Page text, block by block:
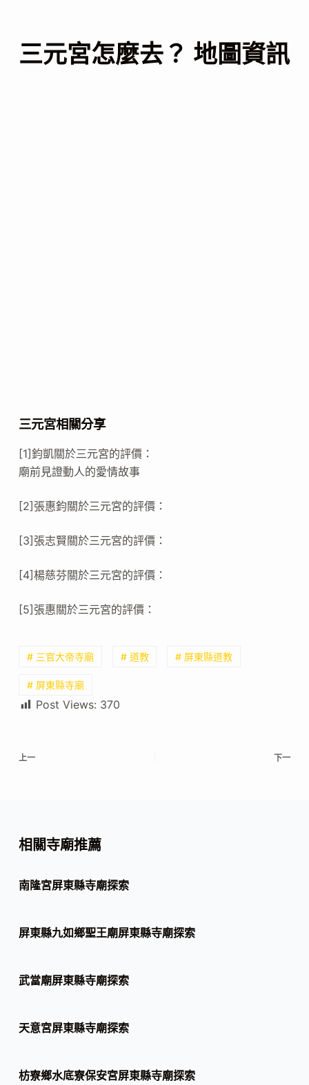
三元宮怎麼去？ 地圖資訊
三元宮相關分享
[1]鈞凱關於三元宮的評價：
廟前見證動人的愛情故事
[2]張惠鈞關於三元宮的評價：
[3]張志賢關於三元宮的評價：
[4]楊慈芬關於三元宮的評價：
[5]張惠關於三元宮的評價：
# 三官大帝寺廟 # 道教 # 屏東縣道教
# 屏東縣寺廟
Post Views: 370
上一 下一
相關寺廟推薦
南隆宮屏東縣寺廟探索
屏東縣九如鄉聖王廟屏東縣寺廟探索
武當廟屏東縣寺廟探索
天意宮屏東縣寺廟探索
枋寮鄉水底寮保安宮屏東縣寺廟探索